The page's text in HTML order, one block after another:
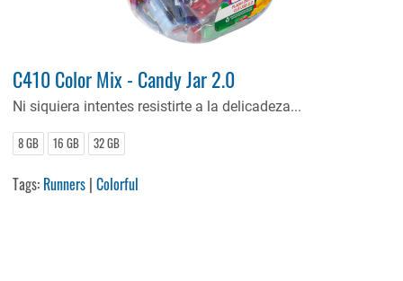
C410 Color Mix - Candy Jar 2.0
Ni siquiera intentes resistirte a la delicadeza...
8 GB 16 GB 32 GB
Tags: Runners |Colorful